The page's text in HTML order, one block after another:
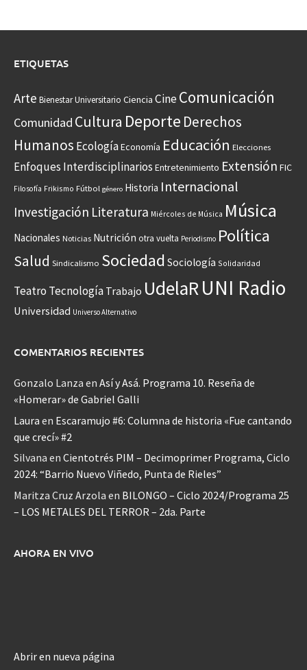
ETIQUETAS
Arte Bienestar Universitario Ciencia CineComunicación
Comunidad Cultura Deporte Derechos
Humanos EcologíaEconomía Educación Elecciones
Enfoques Interdisciplinarios Entretenimiento Extensión FIC
Filosofía Frikismo Fútbol género Historia Internacional
Investigación Literatura Miércoles de Música Música
Nacionales Noticias Nutrición otra vuelta Periodismo Política
Salud Sindicalismo Sociedad Sociología Solidaridad
Teatro Tecnología Trabajo UdelaRUNI Radio
Universidad Universo Alternativo
COMENTARIOS RECIENTES
Gonzalo Lanza en Así y Asá. Programa 10. Reseña de
«Homerar» de Gabriel Galli
Laura en Escaramujo #6: Columna de historia «Fue cantando
que crecí» #2
Silvana en Cientotrés PIM – Decimoprimer Programa, Ciclo
2024: “Barrio Nuevo Viñedo, Punta de Rieles”
Maritza Cruz Arzola en BILONGO – Ciclo 2024/Programa 25
– LOS METALES DEL TERROR – 2da. Parte
AHORA EN VIVO
Abrir en nueva página